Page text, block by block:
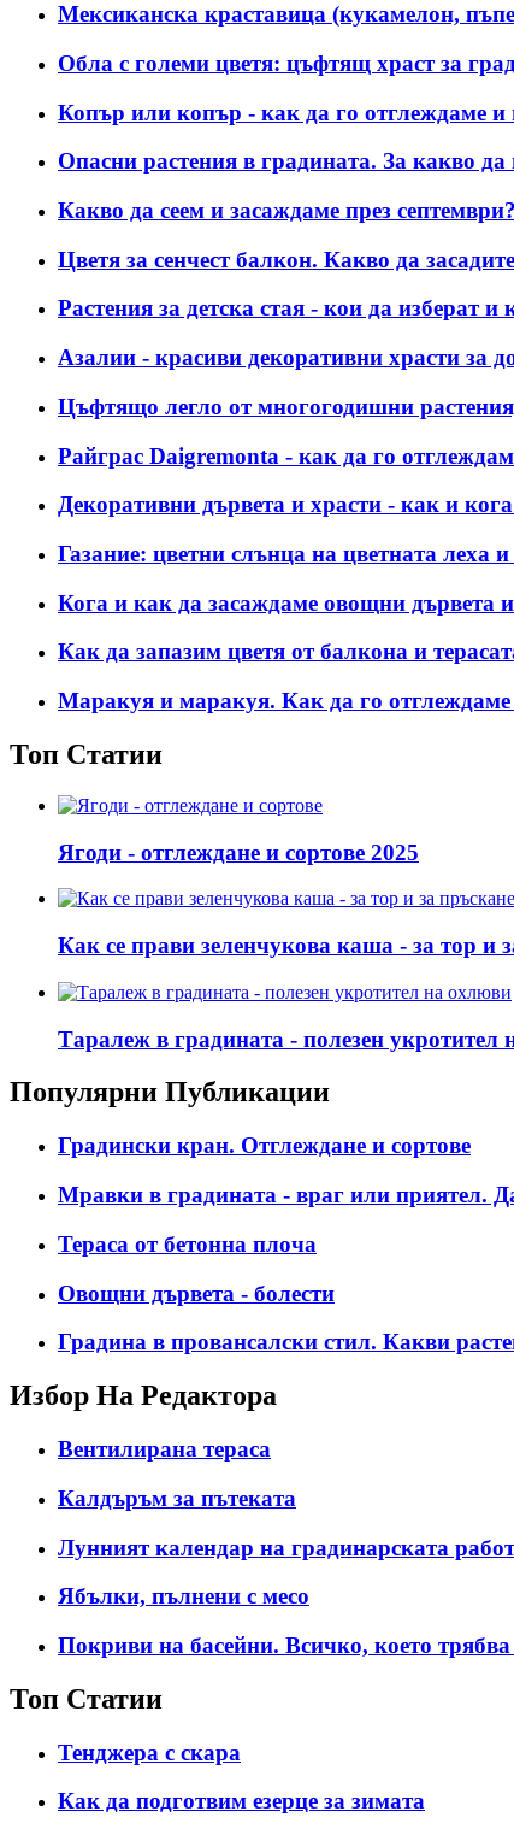
Мексиканска краставица (кукамелон,
Обла с големи цветя: цъфтящ храст за
Копър или копър - как да го отглеждаме и
Опасни растения в градината. За какво да
Какво да сеем и засаждаме през
Цветя за сенчест балкон. Какво да
Растения за детска стая - кои да
Азалии - красиви декоративни храсти за
Цъфтящо легло от многогодишни
Райграс Daigremonta - как да го
Декоративни дървета и храсти - как и
Газание: цветни слънца на цветната леха
Кога и как да засаждаме овощни дървета
Как да запазим цветя от балкона и
Маракуя и маракуя. Как да го
Топ Статии
Ягоди - отглеждане и сортове 2025
Как се прави зеленчукова каша - за тор и
Таралеж в градината - полезен укротител
Популярни Публикации
Градински кран. Отглеждане и сортове
Мравки в градината - враг или приятел.
Тераса от бетонна плоча
Овощни дървета - болести
Градина в провансалски стил. Какви
Избор На Редактора
Вентилирана тераса
Калдъръм за пътеката
Лунният календар на градинарската
Ябълки, пълнени с месо
Покриви на басейни. Всичко, което трябва
Топ Статии
Тенджера с скара
Как да подготвим езерце за зимата